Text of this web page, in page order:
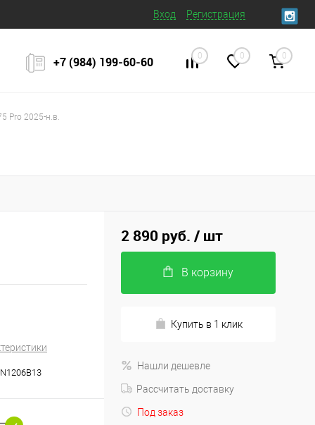
Вход Регистрация
+7 (984) 199‒60‒60 0 0 0
Pro 2025-н.в.
2 890 руб. / шт
В корзину
Купить в 1 клик
Нашли дешевле
Рассчитать доставку
Под заказ